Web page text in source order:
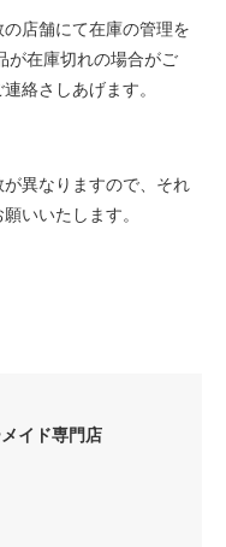
店舗にて在庫の管理を
が在庫切れの場合がご
絡さしあげます。
異なりますので、それ
いいたします。
イド専門店